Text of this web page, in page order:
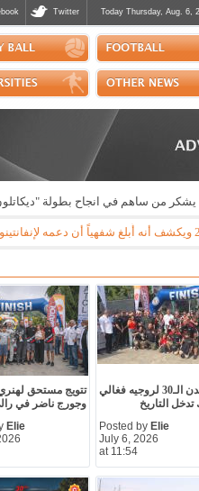
Twitter Today Thursday, Aug. 6,
بنزيما | انجاح بطولة "ديكاتلون"
تتويج مستحق
وجورج ناضر في
Elie
رالي إهدن الـ30 لروجيه فغالي
التاريخ
Posted by Elie
July 6, 2026
at 11:54